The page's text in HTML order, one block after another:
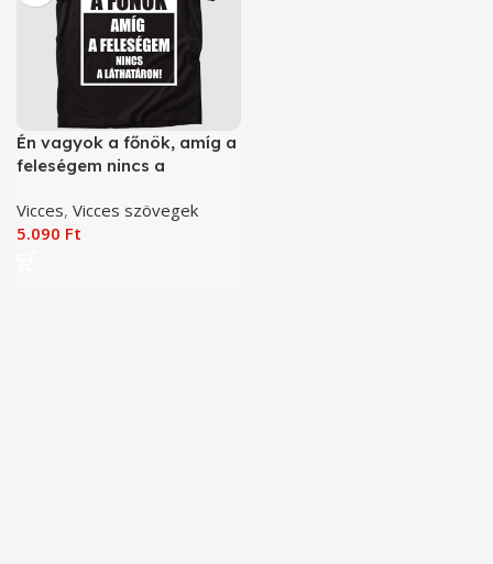
Én vagyok a főnök, amíg a
feleségem nincs a
Vicces, Vicces szövegek
5.090 Ft